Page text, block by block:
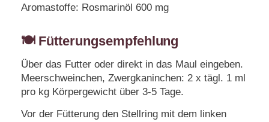
Aromastoffe: Rosmarinöl 600 mg
🍽️ Fütterungsempfehlung
Über das Futter oder direkt in das Maul eingeben.
Meerschweinchen, Zwergkaninchen: 2 x tägl. 1 ml
pro kg Körpergewicht über 3-5 Tage.
Vor der Fütterung den Stellring mit dem linken